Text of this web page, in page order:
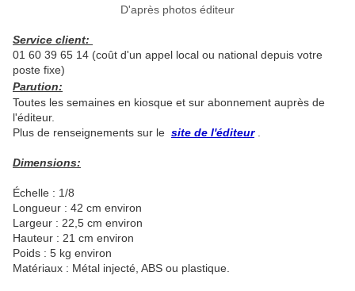
D'après photos éditeur
Service client:
01 60 39 65 14 (coût d'un appel local ou national depuis votre
poste fixe)
Parution:
Toutes les semaines en kiosque et sur abonnement auprès de
l'éditeur.
Plus de renseignements sur le site de l'éditeur.
Dimensions:
Échelle : 1/8
Longueur : 42 cm environ
Largeur : 22,5 cm environ
Hauteur : 21 cm environ
Poids : 5 kg environ
Matériaux : Métal injecté, ABS ou plastique.